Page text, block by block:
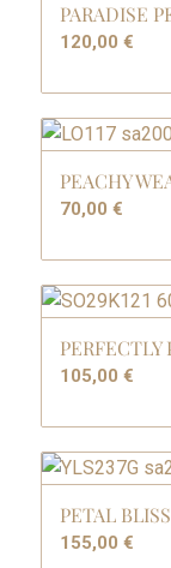
PARADISE
120,00 €
PEACHY
70,00 €
PERFECTLY
105,00 €
PETAL BLISS
155,00 €